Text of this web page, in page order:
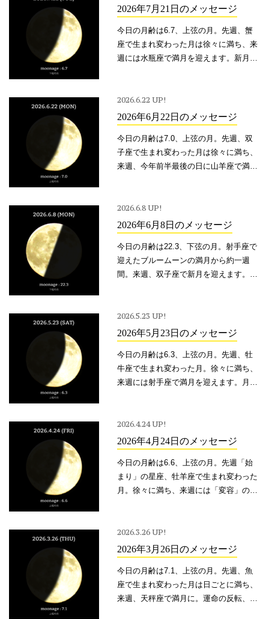
2026年7月21日のメッセージ
今日の月齢は6.7、上弦の月。先週、蟹
座で生まれ変わった月は徐々に満ち、来
週には水瓶座で満月を迎えます。新月を
同時に、限りない可能性を信じ、見守り
続ける力でもあります。
2026.6.22 UP!
2026年6月22日のメッセージ
今日の月齢は7.0、上弦の月。先週、双
子座で生まれ変わった月は徐々に満ち、
来週、今年前半最後の日に山羊座で満月
少し足を止め、ここまでの半年と、この
先の半年間について思いを巡らしてみる
といいかも。
2026.6.8 UP!
2026年6月8日のメッセージ
今日の月齢は22.3、下弦の月。射手座で
迎えたブルームーンの満月から約一週
間。来週、双子座で新月を迎えます。射
2026.5.23 UP!
2026年5月23日のメッセージ
今日の月齢は6.3、上弦の月。先週、牡
牛座で生まれ変わった月。徐々に満ち、
来週には射手座で満月を迎えます。月に
の満月は、幸運を運ぶ月とも言われま
す。
2026.4.24 UP!
2026年4月24日のメッセージ
今日の月齢は6.6、上弦の月。先週「始
まり」の星座、牡羊座で生まれ変わった
月。徐々に満ち、来週には「変容」の星
「自分」の始まりを、強く予感させるこ
の月のサイクル。牡羊座は、生まれたて
のピュアなバイタリティそのものの存
在。
2026.3.26 UP!
2026年3月26日のメッセージ
今日の月齢は7.1、上弦の月。先週、魚
座で生まれ変わった月は日ごとに満ち、
来週、天秤座で満月に。運命の反転、大